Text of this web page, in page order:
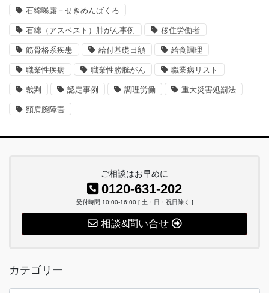
石綿曝露－せきめんばくろ
石綿（アスベスト）肺がん事例 移住労働者
筋骨格系疾患 給付基礎日額 給食調理
職業性疾病 職業性膀胱がん 職業病リスト
裁判 認定事例 調理労働 重大災害処罰法
頸肩腕障害
ご相談はお早めに
0120-631-202
受付時間 10:00-16:00 [ 土・日・祝日除く ]
相談&問い合せ
カテゴリー